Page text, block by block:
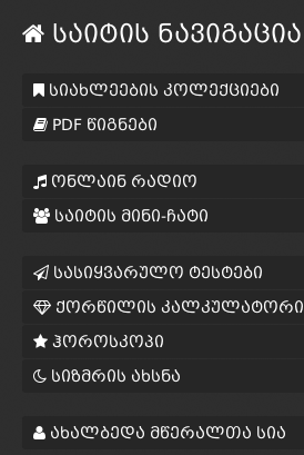
საიტის ნავიგაცია
სიახლეების კოლექციები
PDF წიგნები
ონლაინ რადიო
საიტის მინი-ჩატი
სასიყვარულო ტესტები
ქორწილის კალკულატორი
ჰოროსკოპი
სიზმრის ახსნა
ახალბედა მწერალთა სია